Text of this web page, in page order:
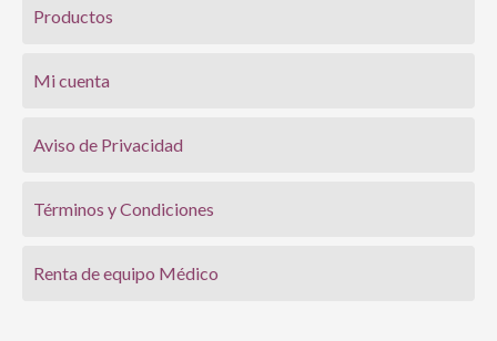
Productos
Mi cuenta
Aviso de Privacidad
Términos y Condiciones
Renta de equipo Médico